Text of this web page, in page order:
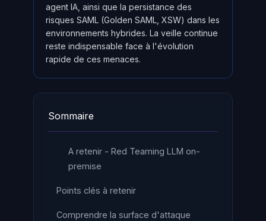
agent IA, ainsi que la persistance des
risques SAML (Golden SAML, XSW) dans les
environnements hybrides. La veille continue
reste indispensable face à l'évolution
rapide de ces menaces.
Sommaire
A retenir - Red Teaming LLM on-
premise
Points clés à retenir
Comprendre la surface d'attaque